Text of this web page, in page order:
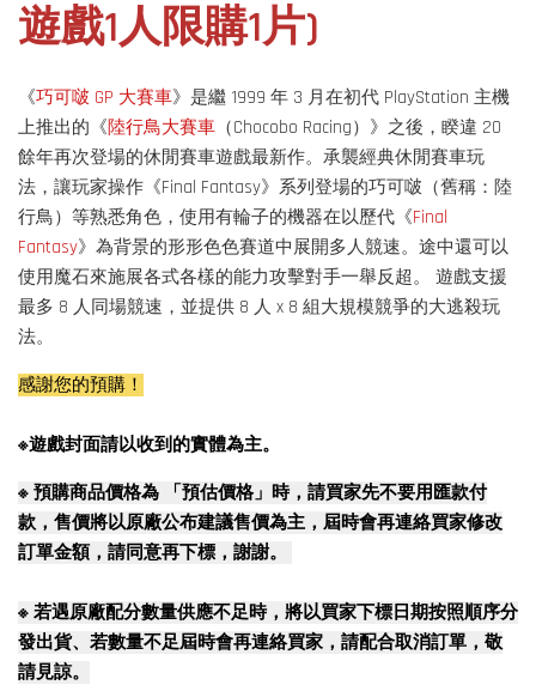
遊戲1人限購1片)
《巧可啵 GP 大賽車》是繼 1999 年 3 月在初代 PlayStation 主機
上推出的《陸行鳥大賽車 （Chocobo Racing）》之後，睽違 20
餘年再次登場的休閒賽車遊戲最新作。承襲經典休閒賽車玩
法，讓玩家操作《Final Fantasy》系列登場的巧可啵（舊稱：陸
行鳥）等熟悉角色，使用有輪子的機器在以歷代《Final
Fantasy》為背景的形形色色賽道中展開多人競速。途中還可以
使用魔石來施展各式各樣的能力攻擊對手一舉反超。 遊戲支援
最多 8 人同場競速，並提供 8 人 x 8 組大規模競爭的大逃殺玩
法。
感謝您的預購！
※遊戲封面請以收到的實體為主。
※ 預購商品價格為 「預估價格」時，請買家先不要用匯款付
款，售價將以原廠公布建議售價為主，屆時會再連絡買家修改
訂單金額，請同意再下標，謝謝。
※ 若遇原廠配分數量供應不足時，將以買家下標日期按照順序分
發出貨、若數量不足屆時會再連絡買家，請配合取消訂單，敬
請見諒。